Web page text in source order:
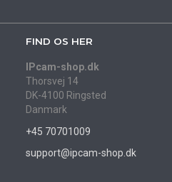
FIND OS HER
IPcam-shop.dk
Thorsvej 14
DK-4100 Ringsted
Danmark
+45 70701009
support@ipcam-shop.dk